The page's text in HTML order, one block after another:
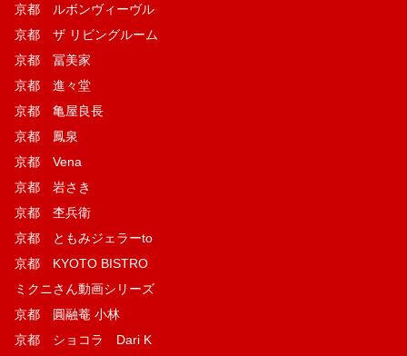
京都 ルボンヴィーヴル
京都 ザ リビングルーム
京都 冨美家
京都 進々堂
京都 亀屋良長
京都 鳳泉
京都 Vena
京都 岩さき
京都 杢兵衛
京都 ともみジェラーto
京都 KYOTO BISTRO
ミクニさん動画シリーズ
京都 圓融菴 小林
京都 ショコラ Dari K